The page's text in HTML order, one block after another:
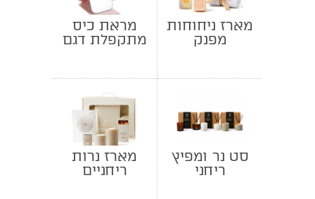
מארז ניחוחות
מפנק
מראת כיס
מתקפלת דגם
לעובדות
ולקוחות
סט נר ומפיץ
ריחני
מארז נרות
ריחניים